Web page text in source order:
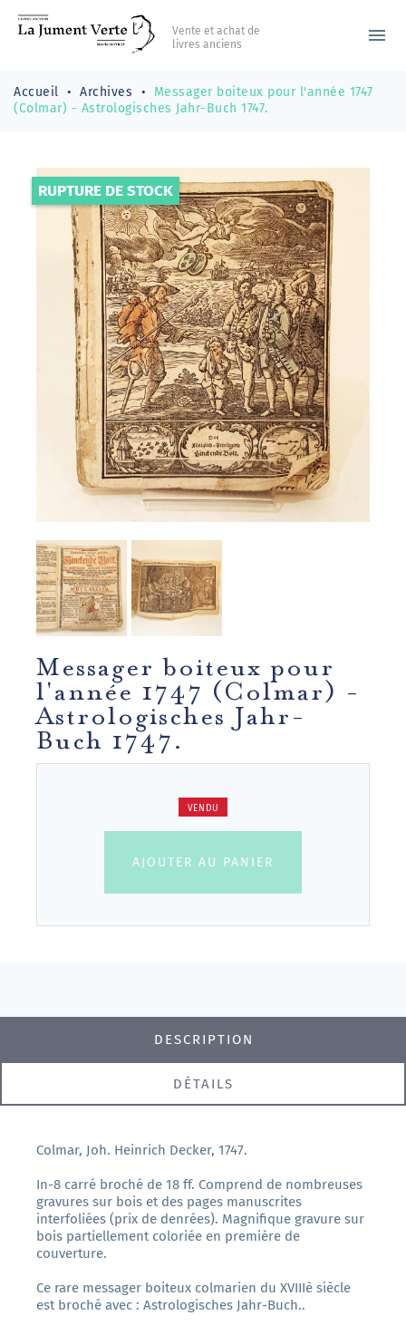
Vente et achat de
livres anciens
menu
Accueil Archives
Messager boiteux pour l'année 1747
(Colmar) - Astrologisches Jahr-Buch 1747.
RUPTURE DE STOCK
Messager boiteux pour
l'année 1747 (Colmar) -
Astrologisches Jahr-
Buch 1747.
VENDU
AJOUTER AU PANIER
DESCRIPTION
DÉTAILS
Colmar, Joh. Heinrich Decker, 1747.
In-8 carré broché de 18 ff. Comprend de nombreuses
gravures sur bois et des pages manuscrites
interfoliées (prix de denrées). Magnifique gravure sur
bois partiellement coloriée en première de
couverture.
Ce rare messager boiteux colmarien du XVIIIè siècle
est broché avec : Astrologisches Jahr-Buch..